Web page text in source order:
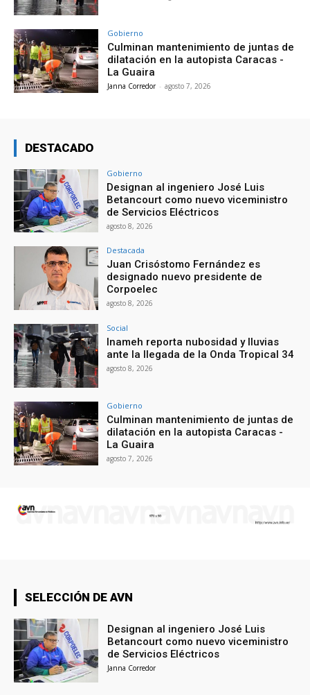
Gobierno
Culminan mantenimiento de juntas de
dilatación en la autopista Caracas -
La Guaira
Janna Corredor - agosto 7, 2026
DESTACADO
Gobierno
Designan al ingeniero José Luis
Betancourt como nuevo viceministro
de Servicios Eléctricos
agosto 8, 2026
Destacada
Juan Crisóstomo Fernández es
designado nuevo presidente de
Corpoelec
agosto 8, 2026
Social
Inameh reporta nubosidad y lluvias
ante la llegada de la Onda Tropical 34
agosto 8, 2026
Gobierno
Culminan mantenimiento de juntas de
dilatación en la autopista Caracas -
La Guaira
agosto 7, 2026
SELECCIÓN DE AVN
Designan al ingeniero José Luis
Betancourt como nuevo viceministro
de Servicios Eléctricos
Janna Corredor